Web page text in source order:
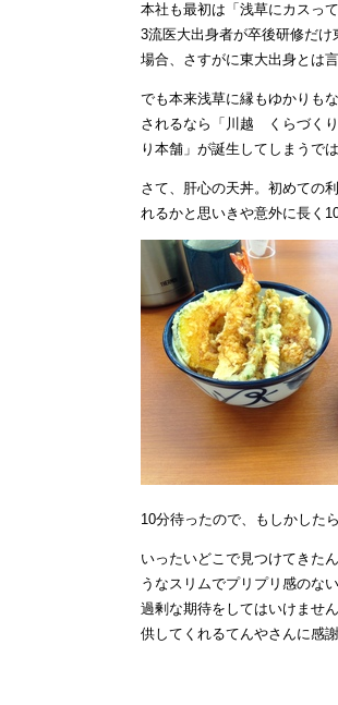
本社も最初は「浅草にカスっ
3流医大出身者が卒後研修だ
場合、さすがに東大出身とは
でも本来浅草に縁もゆかりも
されるなら「川越 くらづく
り本舗」が誕生してしまうで
さて、肝心の天丼。初めての
れるかと思いきや意外に長く
10分待ったので、もしかした
いったいどこで見つけてきた
うなスリムでプリプリ感のな
過剰な期待をしてはいけませ
供してくれるてんやさんに感